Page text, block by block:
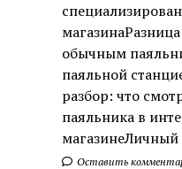
обычным
паяльной
разбор: что
паяльника в
магазинеЛичный
Оставить